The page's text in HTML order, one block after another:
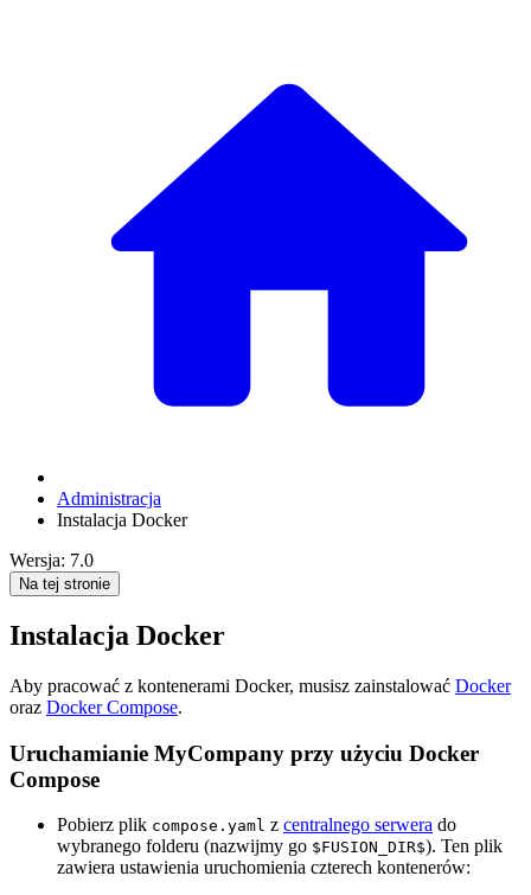
Administracja
Instalacja Docker
Wersja: 7.0
Na tej stronie
Instalacja Docker
Aby pracować z kontenerami Docker, musisz zainstalować Docker
oraz Docker Compose.
Uruchamianie MyCompany przy użyciu Docker
Compose
Pobierz plik compose.yaml z centralnego serwera do
wybranego folderu (nazwijmy go $FUSION_DIR$). Ten plik
zawiera ustawienia uruchomienia czterech kontenerów: